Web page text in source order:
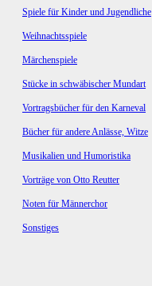
Spiele für Kinder und Jugendliche
Weihnachtsspiele
Märchenspiele
Stücke in schwäbischer Mundart
Vortragsbücher für den Karneval
Bücher für andere Anlässe, Witze
Musikalien und Humoristika
Vorträge von Otto Reutter
Noten für Männerchor
Sonstiges